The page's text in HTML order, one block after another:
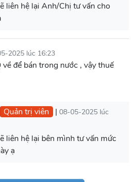
liên hệ lại Anh/Chị tư vấn cho
2025 lúc 16:23
để bán trong nước , vậy thuế
Quản trị viên | 08-05-2025 lúc
liên hệ lại bên mình tư vấn mức
ạ